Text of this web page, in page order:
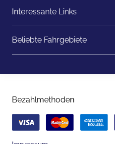
Interessante Links
Beliebte Fahrgebiete
Bezahlmethoden